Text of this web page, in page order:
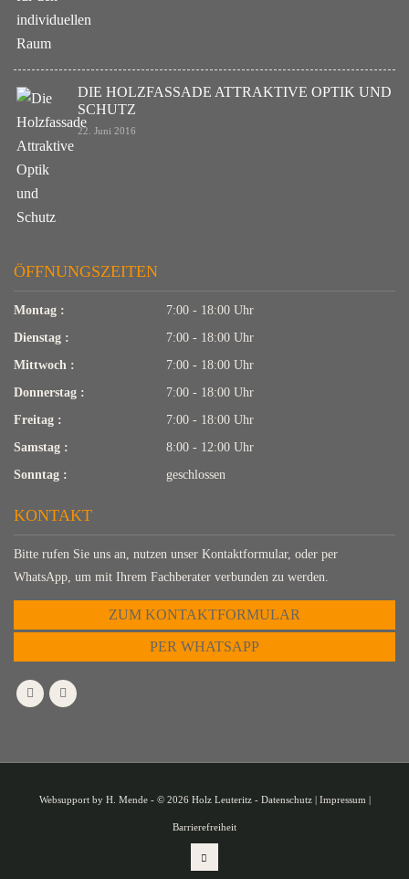
DIE HOLZFASSADE ATTRAKTIVE OPTIK UND
SCHUTZ
22. Juni 2016
ÖFFNUNGSZEITEN
Montag :
7:00 - 18:00 Uhr
Dienstag :
7:00 - 18:00 Uhr
Mittwoch :
7:00 - 18:00 Uhr
Donnerstag :
7:00 - 18:00 Uhr
Freitag :
7:00 - 18:00 Uhr
Samstag :
8:00 - 12:00 Uhr
Sonntag :
geschlossen
KONTAKT
Bitte rufen Sie uns an, nutzen unser Kontaktformular, oder per
WhatsApp, um mit Ihrem Fachberater verbunden zu werden.
ZUM KONTAKTFORMULAR
PER WHATSAPP
Websupport by H. Mende- © 2026 Holz Leuteritz - Datenschutz| Impressum |
Barrierefreiheit